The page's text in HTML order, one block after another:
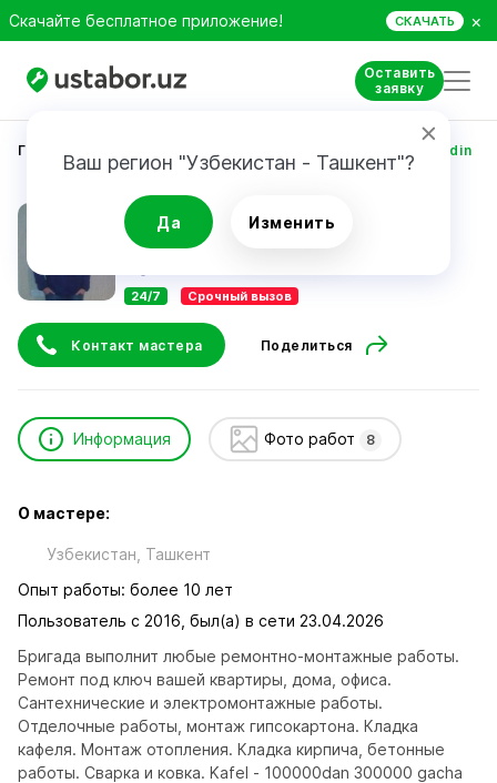
Скачайте бесплатное приложение! СКАЧАТЬ ×
Оставить
заявку
Ваш регион "Узбекистан - Ташкент"?
Да Изменить
Главная Mirzayev Faxriddin
Mirzayev Faxriddin
24/7 Срочный вызов
Контакт мастера Поделиться
Информация Фото работ 8
О мастере:
Узбекистан, Ташкент
Опыт работы: более 10 лет
Пользователь с 2016, был(а) в сети 23.04.2026
Бригада выполнит любые ремонтно-монтажные работы.
Ремонт под ключ вашей квартиры, дома, офиса.
Сантехнические и электромонтажные работы.
Отделочные работы, монтаж гипсокартона. Кладка
кафеля. Монтаж отопления. Кладка кирпича, бетонные
работы. Сварка и ковка. Kafel - 100000dan 300000 gacha